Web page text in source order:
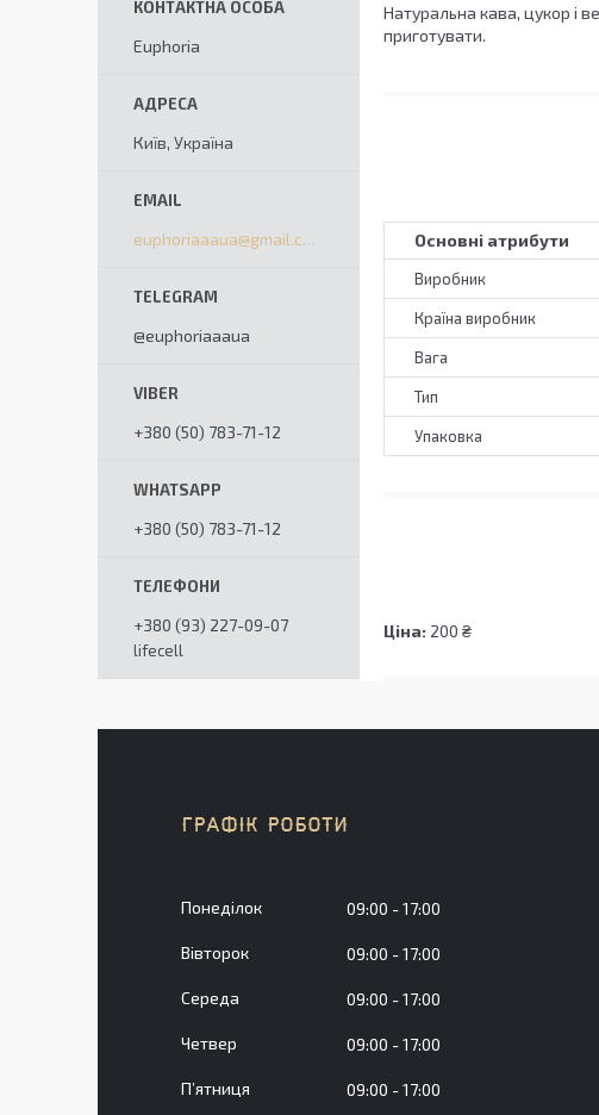
Натуральна кава, цукор і
приготувати.
Основні атрибути
Виробник
Країна виробник
Вага
Тип
Упаковка
Ціна: 200 ₴
Euphoria
Київ, Україна
euphoriaaaua@gmail.com
@euphoriaaaua
+380 (50) 783-71-12
+380 (50) 783-71-12
+380 (93) 227-09-07
lifecell
ГРАФІК РОБОТИ
Понеділок 09:00 17:00
Вівторок 09:00 17:00
Середа 09:00 17:00
Четвер 09:00 17:00
Пʼятниця 09:00 17:00